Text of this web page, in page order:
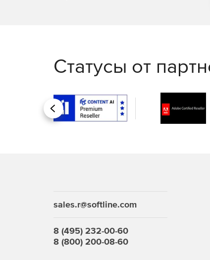
Статусы от
Назад
sales.r@softline.com
8 (495) 232-00-60
8 (800) 200-08-60